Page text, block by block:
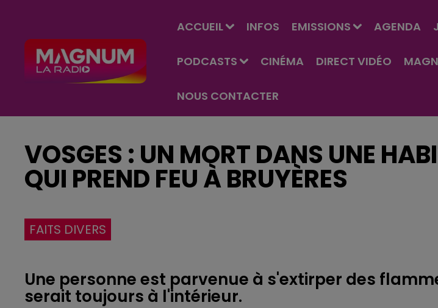
ACCUEIL INFOS EMISSIONS AGENDA
PODCASTS CINÉMA DIRECT VIDÉO
NOUS CONTACTER
VOSGES : UN MORT DANS UNE
QUI PREND FEU À BRUYÈRES
FAITS DIVERS
Une personne est parvenue à s'extirper des
serait toujours à l'intérieur.